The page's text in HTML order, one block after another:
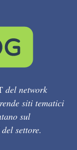
del network
siti tematici
sul
settore.